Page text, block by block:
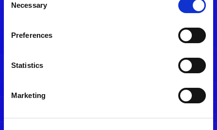
Selection
Necessary
Preferences
Statistics
Marketing
メルマガ配信停止